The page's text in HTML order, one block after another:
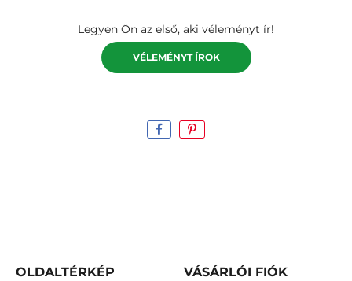
Legyen Ön az első, aki véleményt ír!
VÉLEMÉNYT ÍROK
OLDALTÉRKÉP VÁSÁRLÓI FIÓK